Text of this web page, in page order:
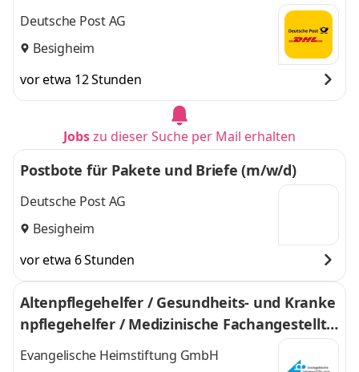
Deutsche Post AG
Besigheim
vor etwa 12 Stunden
Jobszu dieser Suche per Mail erhalten
Postbote für Pakete und Briefe (m/w/d)
Deutsche Post AG
Besigheim
vor etwa 6 Stunden
Altenpflegehelfer / Gesundheits- und Kranke
npflegehelfer / Medizinische Fachangestellte
ambulante Pflege (m/w/d)
Evangelische Heimstiftung GmbH